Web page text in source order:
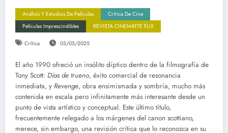
Análisis Y Estudios De Películas
Crítica De Cine
Películas Imprescindibles
REVISTA CINEMATTE FLIX
Crítica 03/05/2025
El año 1990 ofreció un insólito díptico dentro de la filmografía de
Tony Scott: Días de trueno, éxito comercial de resonancia
inmediata, y Revenge, obra ensimismada y sombría, mucho más
contenida en escala pero infinitamente más interesante desde un
punto de vista artístico y conceptual. Este último título,
frecuentemente relegado a los márgenes del canon scottiano,
merece, sin embargo, una revisión crítica que lo reconozca en su